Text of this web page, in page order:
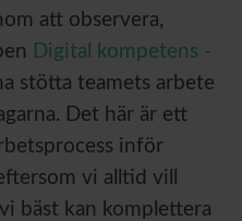
att observera,
Digital kompetens -
stötta teamets arbete
Det här är ett
inför
vi alltid vill
bäst kan komplettera